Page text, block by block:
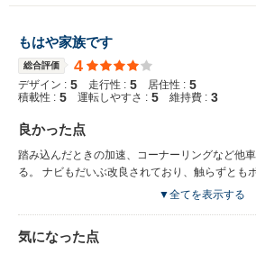
もはや家族です
総合評価 4
デザイン : 5 走行性 : 5 居住性 : 5
積載性 : 5 運転しやすさ : 5 維持費 : 3
良かった点
踏み込んだときの加速、コーナーリングなど他
る。 ナビもだいぶ改良されており、触らずとも
を指定できるようにもなっており運転中もガチ
っと向上する。
▼全てを表示する
気になった点